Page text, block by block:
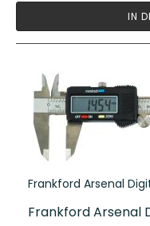
IN
Frankford Arsenal
Frankford Arsenal